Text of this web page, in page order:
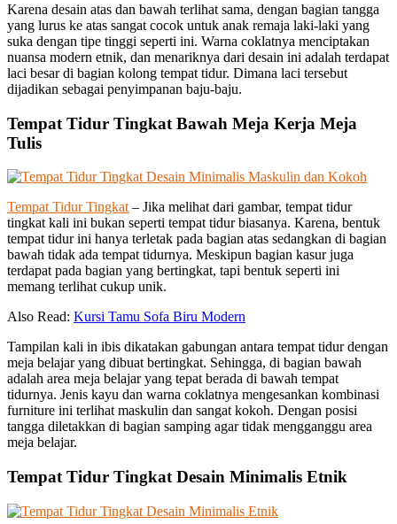
Karena desain atas dan bawah terlihat sama, dengan bagian tangga
yang lurus ke atas sangat cocok untuk anak remaja laki-laki yang
suka dengan tipe tinggi seperti ini. Warna coklatnya menciptakan
nuansa modern etnik, dan menariknya dari desain ini adalah terdapat
laci besar di bagian kolong tempat tidur. Dimana laci tersebut
dijadikan sebagai penyimpanan baju-baju.
Tempat Tidur Tingkat Bawah Meja Kerja Meja
Tulis
Tempat Tidur Tingkat – Jika melihat dari gambar, tempat tidur
tingkat kali ini bukan seperti tempat tidur biasanya. Karena, bentuk
tempat tidur ini hanya terletak pada bagian atas sedangkan di bagian
bawah tidak ada tempat tidurnya. Meskipun bagian kasur juga
terdapat pada bagian yang bertingkat, tapi bentuk seperti ini
memang terlihat cukup unik.
Also Read: Kursi Tamu Sofa Biru Modern
Tampilan kali in ibis dikatakan gabungan antara tempat tidur dengan
meja belajar yang dibuat bertingkat. Sehingga, di bagian bawah
adalah area meja belajar yang tepat berada di bawah tempat
tidurnya. Jenis kayu dan warna coklatnya mengesankan kombinasi
furniture ini terlihat maskulin dan sangat kokoh. Dengan posisi
tangga diletakkan di bagian samping agar tidak mengganggu area
meja belajar.
Tempat Tidur Tingkat Desain Minimalis Etnik